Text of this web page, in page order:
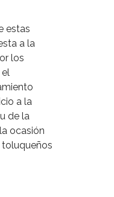
estas
a la
los
a la
de la
ocasión